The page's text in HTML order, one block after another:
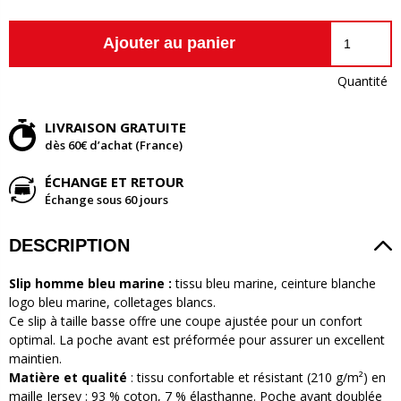
Ajouter au panier
Quantité
LIVRAISON GRATUITE
dès 60€ d’achat (France)
ÉCHANGE ET RETOUR
Échange sous 60 jours
DESCRIPTION
Slip homme bleu marine : tissu bleu marine, ceinture blanche
logo bleu marine, colletages blancs.
Ce slip à taille basse offre une coupe ajustée pour un confort
optimal. La poche avant est préformée pour assurer un excellent
maintien.
Matière et qualité : tissu confortable et résistant (210 g/m²) en
maille Jersey : 93 % coton, 7 % élasthanne. Poche avant doublée